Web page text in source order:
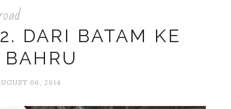
DARI BATAM KE
06, 2014